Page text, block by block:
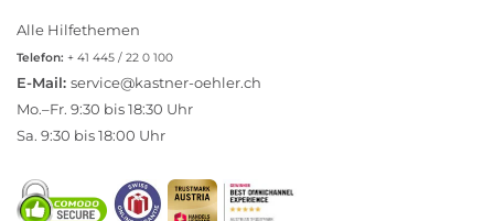
Alle Hilfethemen
Telefon: + 41 445 / 22 0 100
E-Mail: service@kastner-oehler.ch
Mo.–Fr. 9:30 bis 18:30 Uhr
Sa. 9:30 bis 18:00 Uhr